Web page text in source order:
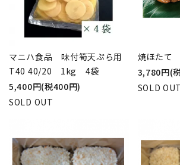
マニハ食品 味付筍天ぷら用
T40 40/20 1kg 4袋
5,400円(税400円)
SOLD OUT
焼ほたて
3,780円(
SOLD OUT